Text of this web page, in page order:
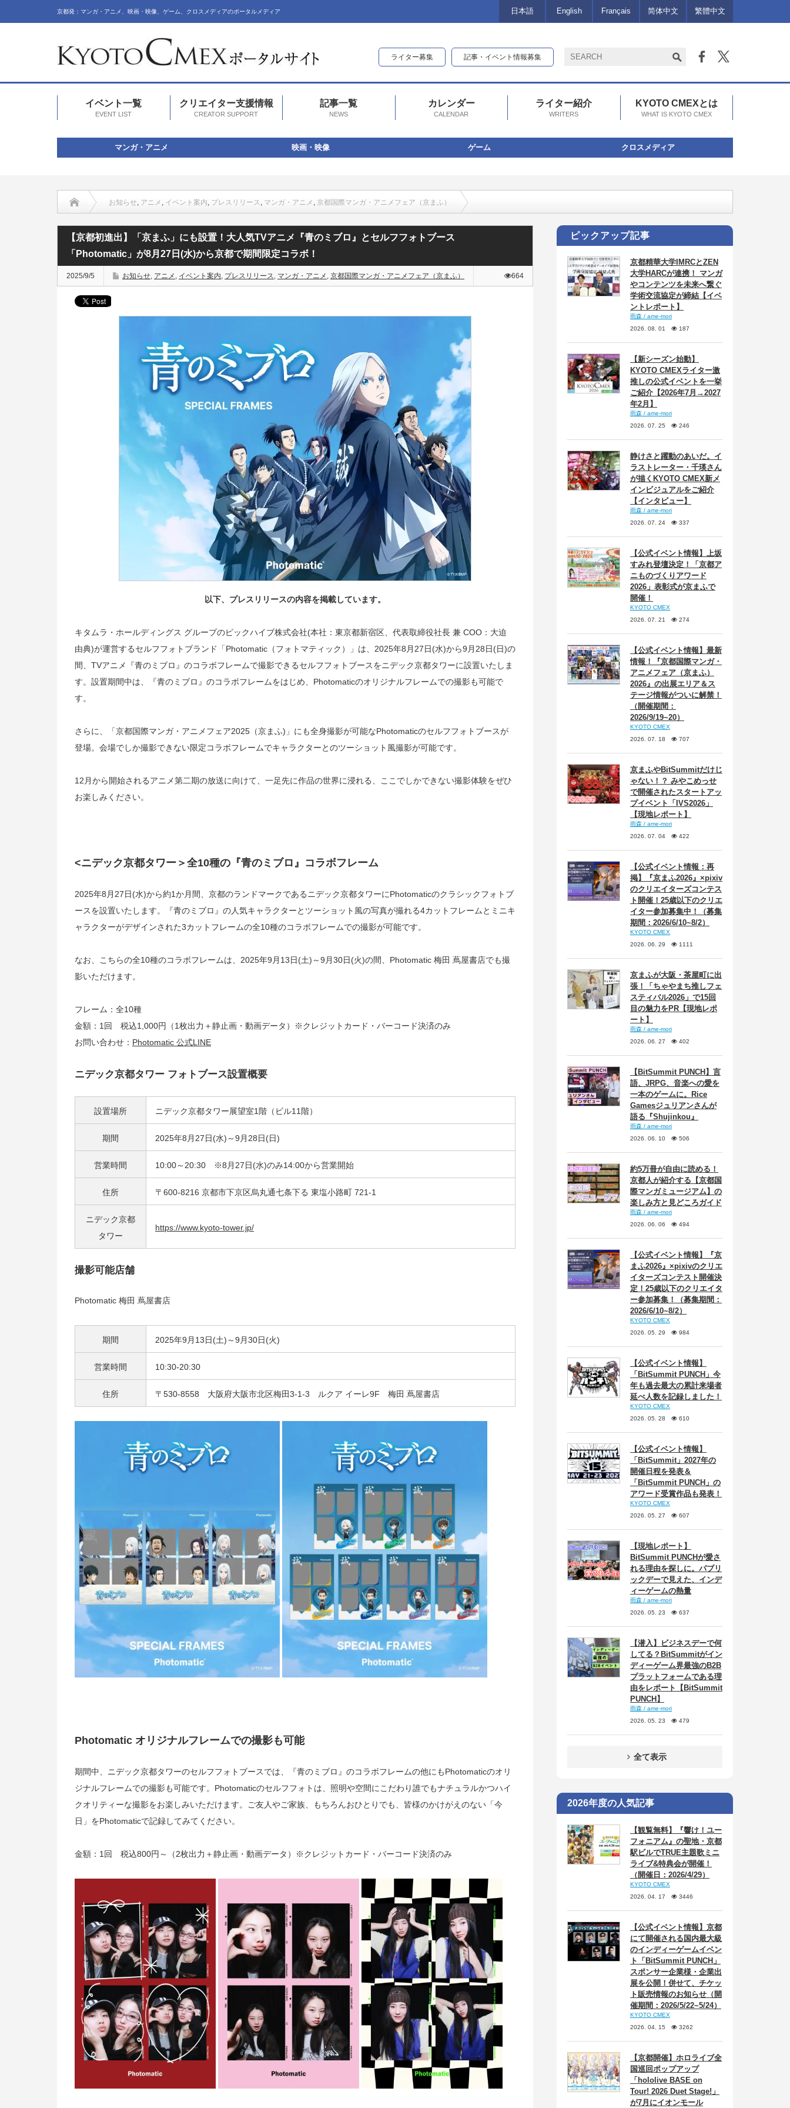
京都発：マンガ・アニメ、映画・映像、ゲーム、クロスメディアのポータルメディア 日本語 English Français 简体中文 繁體中文
ライター募集 記事・イベント情報募集
イベント一覧
EVENT LIST
クリエイター支援情報
CREATOR SUPPORT
記事一覧
NEWS
カレンダー
CALENDAR
ライター紹介
WRITERS
KYOTO CMEXとは
WHAT IS KYOTO CMEX
マンガ・アニメ 映画・映像 ゲーム クロスメディア
お知らせ, アニメ , イベント案内, プレスリリース, マンガ・アニメ , 京都国際マンガ・アニメフェア（京まふ）
【京都初進出】「京まふ」にも設置！大人気TVアニメ『青のミブロ』とセルフフォトブース「Photomatic」が8月27日(水)から京都で期間限定コラボ！
【京都初進出】「京まふ」にも設置！大人気TVアニメ『青のミブロ』とセルフフォトブース
「Photomatic」が8月27日(水)から京都で期間限定コラボ！
2025/9/5 お知らせ, アニメ , イベント案内, プレスリリース, マンガ・アニメ , 京都国際マンガ・アニメフェア（京まふ） 664
以下、プレスリリースの内容を掲載しています。
キタムラ・ホールディングス グループのピックハイブ株式会社(本社：東京都新宿区、代表取締役社長 兼 COO：大迫
由典)が運営するセルフフォトブランド「Photomatic（フォトマティック）」は、2025年8月27日(水)から9月28日(日)の
間、TVアニメ『青のミブロ』のコラボフレームで撮影できるセルフフォトブースをニデック京都タワーに設置いたしま
す。設置期間中は、『青のミブロ』のコラボフレームをはじめ、Photomaticのオリジナルフレームでの撮影も可能で
す。
さらに、「京都国際マンガ・アニメフェア2025（京まふ)」にも全身撮影が可能なPhotomaticのセルフフォトブースが
登場。会場でしか撮影できない限定コラボフレームでキャラクターとのツーショット風撮影が可能です。
12月から開始されるアニメ第二期の放送に向けて、一足先に作品の世界に浸れる、ここでしかできない撮影体験をぜひ
お楽しみください。
<ニデック京都タワー＞全10種の『青のミブロ』コラボフレーム
2025年8月27日(水)から約1か月間、京都のランドマークであるニデック京都タワーにPhotomaticのクラシックフォトブ
ースを設置いたします。『青のミブロ』の人気キャラクターとツーショット風の写真が撮れる4カットフレームとミニキ
ャラクターがデザインされた3カットフレームの全10種のコラボフレームでの撮影が可能です。
なお、こちらの全10種のコラボフレームは、2025年9月13日(土)～9月30日(火)の間、Photomatic 梅田 蔦屋書店でも撮
影いただけます。
フレーム：全10種
金額：1回 税込1,000円（1枚出力＋静止画・動画データ）※クレジットカード・バーコード決済のみ
お問い合わせ： Photomatic 公式LINE
ニデック京都タワー フォトブース設置概要
設置場所 ニデック京都タワー展望室1階（ビル11階）
期間 2025年8月27日(水)～9月28日(日)
営業時間 10:00～20:30 ※8月27日(水)のみ14:00から営業開始
住所 〒600-8216 京都市下京区烏丸通七条下る 東塩小路町 721-1
ニデック京都
タワー
https://www.kyoto-tower.jp/
撮影可能店舗
Photomatic 梅田 蔦屋書店
期間 2025年9月13日(土)～9月30日(火)
営業時間 10:30-20:30
住所 〒530-8558 大阪府大阪市北区梅田3-1-3 ルクア イーレ9F 梅田 蔦屋書店
Photomatic オリジナルフレームでの撮影も可能
期間中、ニデック京都タワーのセルフフォトブースでは、『青のミブロ』のコラボフレームの他にもPhotomaticのオリ
ジナルフレームでの撮影も可能です。Photomaticのセルフフォトは、照明や空間にこだわり誰でもナチュラルかつハイ
クオリティーな撮影をお楽しみいただけます。ご友人やご家族、もちろんおひとりでも、皆様のかけがえのない「今
日」をPhotomaticで記録してみてください。
金額：1回 税込800円～（2枚出力＋静止画・動画データ）※クレジットカード・バーコード決済のみ
ピックアップ記事
京都精華大学IMRCとZEN
大学HARCが連携！ マンガ
やコンテンツを未来へ繋ぐ
学術交流協定が締結【イベ
ントレポート】
雨森 / ame-mori
2026. 08. 01
187
【新シーズン始動】
KYOTO CMEXライター激
推しの公式イベントを一挙
ご紹介【2026年7月→2027
年2月】
雨森 / ame-mori
2026. 07. 25
246
静けさと躍動のあいだ。イ
ラストレーター・千瑛さん
が描くKYOTO CMEX新メ
インビジュアルをご紹介
【インタビュー】
雨森 / ame-mori
2026. 07. 24
337
【公式イベント情報】上坂
すみれ登壇決定！「京都ア
ニものづくりアワード
2026」表彰式が京まふで
開催！
KYOTO CMEX
2026. 07. 21
274
【公式イベント情報】最新
情報！『京都国際マンガ・
アニメフェア（京まふ）
2026』の出展エリア＆ス
テージ情報がついに解禁！
（開催期間：
2026/9/19~20）
KYOTO CMEX
2026. 07. 18
707
京まふやBitSummitだけじ
ゃない！？ みやこめっせ
で開催されたスタートアッ
プイベント「IVS2026」
【現地レポート】
雨森 / ame-mori
2026. 07. 04
422
【公式イベント情報：再
掲】『京まふ2026』×pixiv
のクリエイターズコンテス
ト開催！25歳以下のクリエ
イター参加募集中！（募集
期間：2026/6/10~8/2）
KYOTO CMEX
2026. 06. 29
1111
京まふが大阪・茶屋町に出
張！「ちゃやまち推しフェ
スティバル2026」で15回
目の魅力をPR【現地レポ
ート】
雨森 / ame-mori
2026. 06. 27
402
【BitSummit PUNCH】言
語、JRPG、音楽への愛を
一本のゲームに。Rice
Gamesジュリアンさんが
語る『Shujinkou』
雨森 / ame-mori
2026. 06. 10
506
約5万冊が自由に読める！
京都人が紹介する【京都国
際マンガミュージアム】の
楽しみ方と見どころガイド
雨森 / ame-mori
2026. 06. 06
494
【公式イベント情報】『京
まふ2026』×pixivのクリエ
イターズコンテスト開催決
定！25歳以下のクリエイタ
ー参加募集！（募集期間：
2026/6/10~8/2）
KYOTO CMEX
2026. 05. 29
984
【公式イベント情報】
「BitSummit PUNCH」今
年も過去最大の累計来場者
延べ人数を記録しました！
KYOTO CMEX
2026. 05. 28
610
【公式イベント情報】
「BitSummit」2027年の
開催日程を発表＆
「BitSummit PUNCH」の
アワード受賞作品も発表！
KYOTO CMEX
2026. 05. 27
607
【現地レポート】
BitSummit PUNCHが愛さ
れる理由を探しに。パブリ
ックデーで見えた、インデ
ィーゲームの熱量
雨森 / ame-mori
2026. 05. 23
637
【潜入】ビジネスデーで何
してる？BitSummitがイン
ディーゲーム界最強のB2B
プラットフォームである理
由をレポート【BitSummit
PUNCH】
雨森 / ame-mori
2026. 05. 23
479
全て表示
2026年度の人気記事
【観覧無料】『響け！ユー
フォニアム』の聖地・京都
駅ビルでTRUE主題歌ミニ
ライブ&特典会が開催！
（開催日：2026/4/29）
KYOTO CMEX
2026. 04. 17
3446
【公式イベント情報】京都
にて開催される国内最大級
のインディーゲームイベン
ト「BitSummit PUNCH」
スポンサー企業様・企業出
展を公開！併せて、チケッ
ト販売情報のお知らせ（開
催期間：2026/5/22~5/24）
KYOTO CMEX
2026. 04. 15
3262
【京都開催】ホロライブ全
国巡回ポップアップ
「hololive BASE on
Tour! 2026 Duet Stage!」
が7月にイオンモール